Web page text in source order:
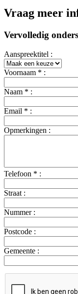
Vraag meer
Vervolledig
Aanspreektitel :
Voornaam * :
Naam * :
Email * :
Opmerkingen :
Telefoon * :
Straat :
Nummer :
Postcode :
Gemeente :